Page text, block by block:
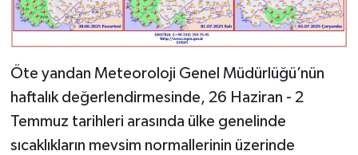
Öte yandan Meteoroloji Genel Müdürlüğü’nün
haftalık değerlendirmesinde, 26 Haziran - 2
Temmuz tarihleri arasında ülke genelinde
sıcaklıkların mevsim normallerinin üzerinde